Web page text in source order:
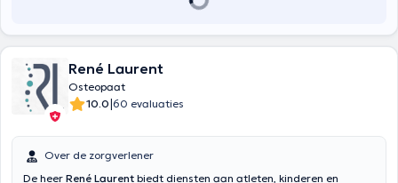
René Laurent
Osteopaat
10.0|60 evaluaties
Over de zorgverlener
De heer René Laurent biedt diensten aan atleten, kinderen en